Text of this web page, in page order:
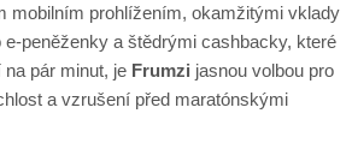
mobilním prohlížením, okamžitými vklady
a štědrými cashbacky, které
pár minut, je Frumzi jasnou volbou pro
a vzrušení před maratónskými